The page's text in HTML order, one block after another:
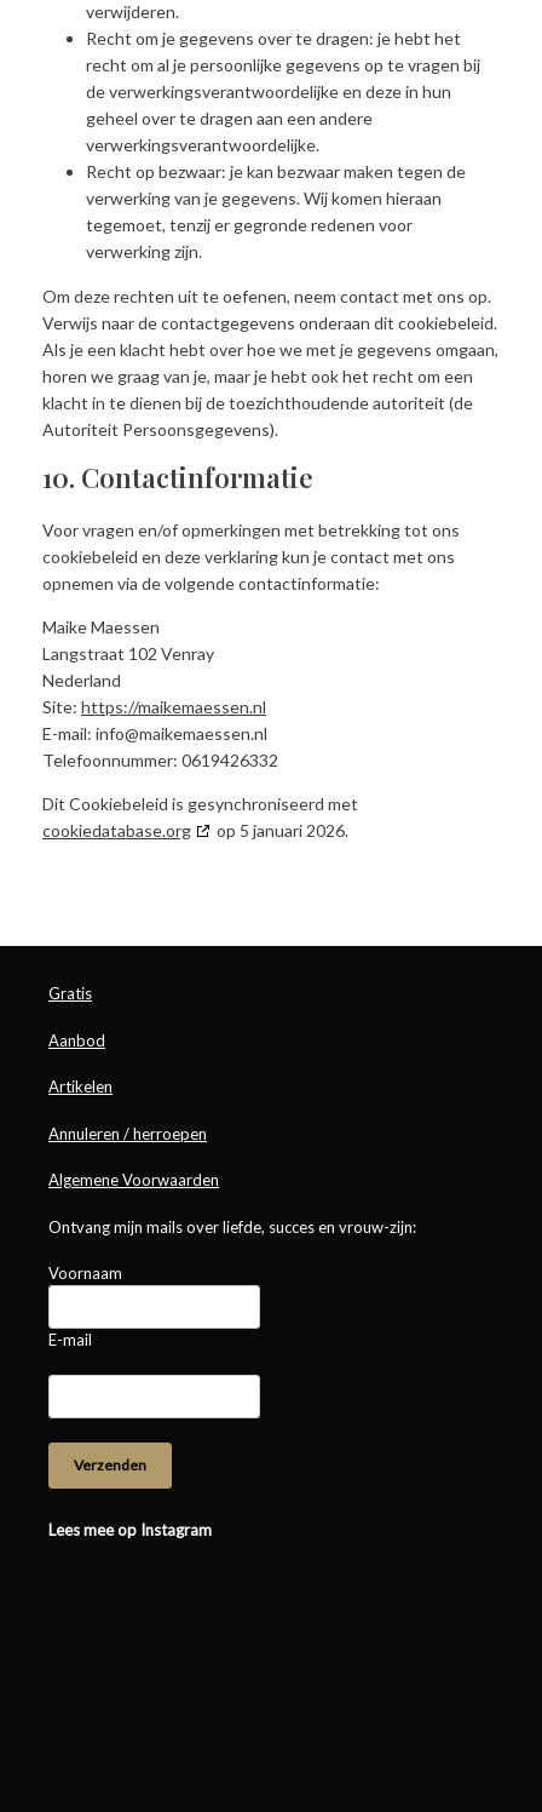
verwijderen.
Recht om je gegevens over te dragen: je hebt het
recht om al je persoonlijke gegevens op te vragen bij
de verwerkingsverantwoordelijke en deze in hun
geheel over te dragen aan een andere
verwerkingsverantwoordelijke.
Recht op bezwaar: je kan bezwaar maken tegen de
verwerking van je gegevens. Wij komen hieraan
tegemoet, tenzij er gegronde redenen voor
verwerking zijn.
Om deze rechten uit te oefenen, neem contact met ons op.
Verwijs naar de contactgegevens onderaan dit cookiebeleid.
Als je een klacht hebt over hoe we met je gegevens omgaan,
horen we graag van je, maar je hebt ook het recht om een
klacht in te dienen bij de toezichthoudende autoriteit (de
Autoriteit Persoonsgegevens).
10. Contactinformatie
Voor vragen en/of opmerkingen met betrekking tot ons
cookiebeleid en deze verklaring kun je contact met ons
opnemen via de volgende contactinformatie:
Maike Maessen
Langstraat 102 Venray
Nederland
Site: https://maikemaessen.nl
E-mail: info@maikemaessen.nl
Telefoonnummer: 0619426332
Dit Cookiebeleid is gesynchroniseerd met
cookiedatabase.org
op 5 januari 2026.
Gratis
Aanbod
Artikelen
Annuleren / herroepen
Algemene Voorwaarden
Ontvang mijn mails over liefde, succes en vrouw-zijn:
Voornaam
E-mail
Lees mee op Instagram